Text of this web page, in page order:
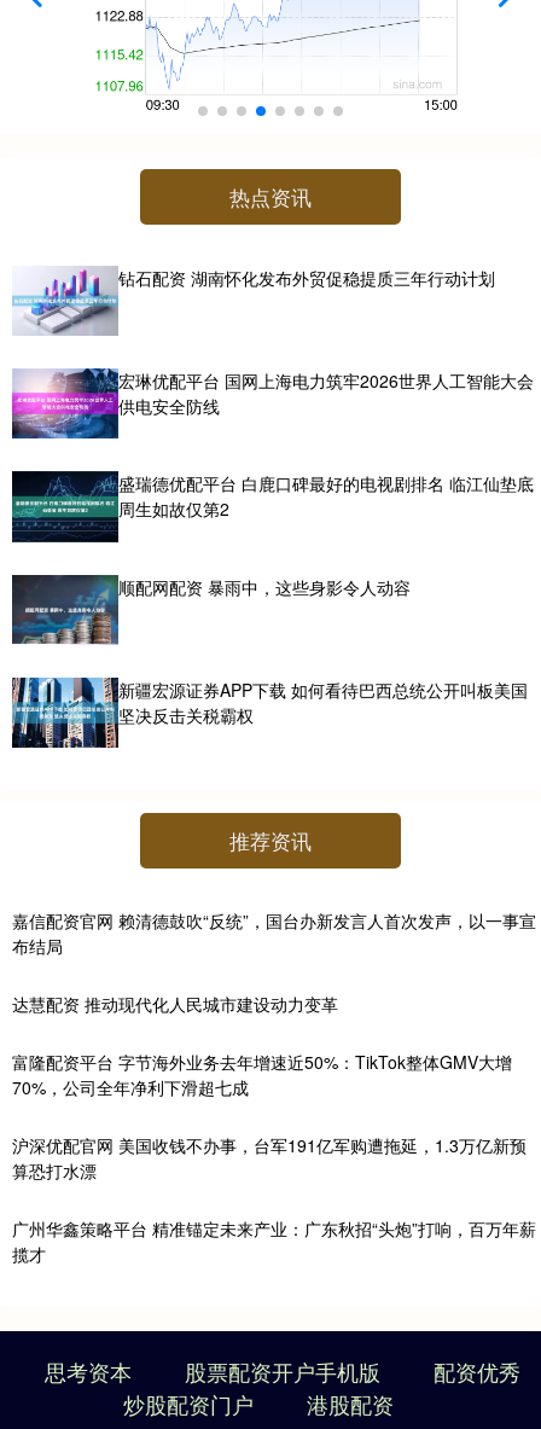
热点资讯
钻石配资 湖南怀化发布外贸促稳提质三年行动计划
宏琳优配平台 国网上海电力筑牢2026世界人工智能大会
供电安全防线
盛瑞德优配平台 白鹿口碑最好的电视剧排名 临江仙垫底
周生如故仅第2
顺配网配资 暴雨中，这些身影令人动容
新疆宏源证券APP下载 如何看待巴西总统公开叫板美国
坚决反击关税霸权
推荐资讯
嘉信配资官网 赖清德鼓吹“反统”，国台办新发言人首次发声，以一事宣
布结局
达慧配资 推动现代化人民城市建设动力变革
富隆配资平台 字节海外业务去年增速近50%：TikTok整体GMV大增
70%，公司全年净利下滑超七成
沪深优配官网 美国收钱不办事，台军191亿军购遭拖延，1.3万亿新预
算恐打水漂
广州华鑫策略平台 精准锚定未来产业：广东秋招“头炮”打响，百万年薪
揽才
思考资本 股票配资开户手机版
配资优秀
炒股配资门户
港股配资